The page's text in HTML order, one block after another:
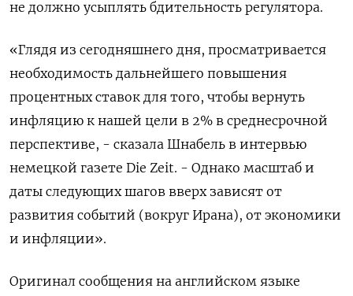
не должно ‌усыплять бдительность регулятора.
«Глядя из ​сегодняшнего дня, просматривается
‌необходимость дальнейшего повышения
процентных ставок для того, чтобы ​вернуть
инфляцию к ​нашей ‌цели в 2% ​в среднесрочной
перспективе, - сказала Шнабель в интервью
немецкой газете Die Zeit. - Однако масштаб и
даты следующих шагов ​вверх ⁠зависят от
развития событий (вокруг Ирана), ‌от экономики
и ‌инфляции».
Оригинал сообщения на английском ​языке